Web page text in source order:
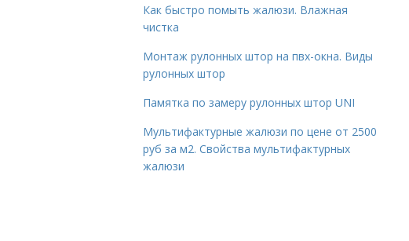
Как быстро помыть жалюзи. Влажная
чистка
Монтаж рулонных штор на пвх-окна. Виды
рулонных штор
Памятка по замеру рулонных штор UNI
Мультифактурные жалюзи по цене от 2500
руб за м2. Свойства мультифактурных
жалюзи